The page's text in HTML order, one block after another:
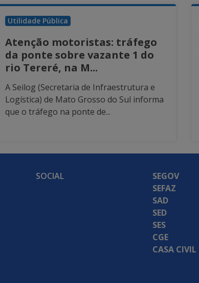
Utilidade Pública
Atenção motoristas: tráfego
da ponte sobre vazante 1 do
rio Tereré, na M...
A Seilog (Secretaria de Infraestrutura e
Logística) de Mato Grosso do Sul informa
que o tráfego na ponte de...
SOCIAL
SEGOV
SEFAZ
SAD
SED
SES
CGE
CASA CIVIL